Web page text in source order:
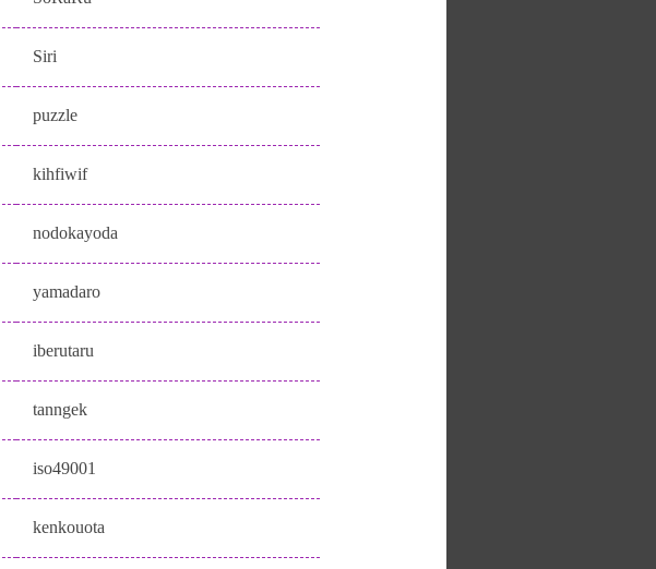
Siri
puzzle
kihfiwif
nodokayoda
yamadaro
iberutaru
tanngek
iso49001
kenkouota